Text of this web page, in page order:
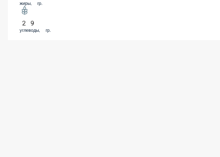
171
калории, ккал.